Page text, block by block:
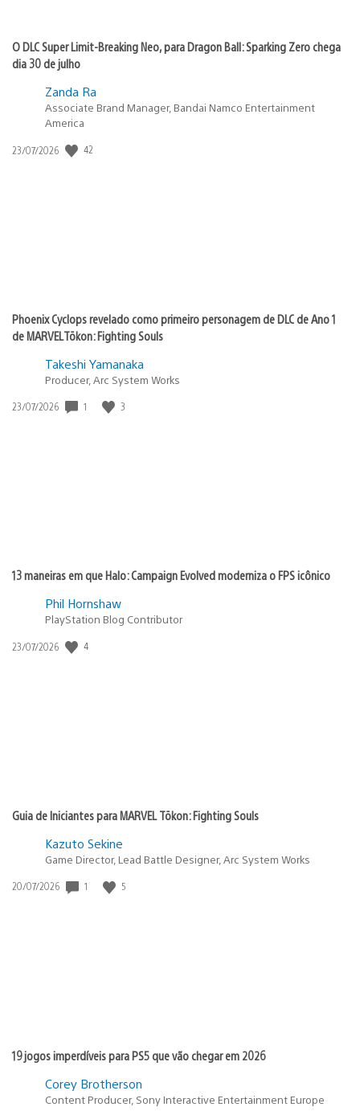
O DLC Super Limit-Breaking Neo, para Dragon Ball: Sparking Zero chega
dia 30 de julho
Zanda Ra
Associate Brand Manager, Bandai Namco Entertainment
America
Data
23/07/2026 42
Phoenix Cyclops revelado como primeiro personagem de DLC de Ano 1
de MARVEL Tōkon: Fighting Souls
Takeshi Yamanaka
Producer, Arc System Works
Data
23/07/2026 1 3
13 maneiras em que Halo: Campaign Evolved moderniza o FPS icônico
Phil Hornshaw
PlayStation Blog Contributor
Data
23/07/2026 4
Guia de Iniciantes para MARVEL Tōkon: Fighting Souls
Kazuto Sekine
Game Director, Lead Battle Designer, Arc System Works
Data
20/07/2026 1 5
19 jogos imperdíveis para PS5 que vão chegar em 2026
Corey Brotherson
Content Producer, Sony Interactive Entertainment Europe